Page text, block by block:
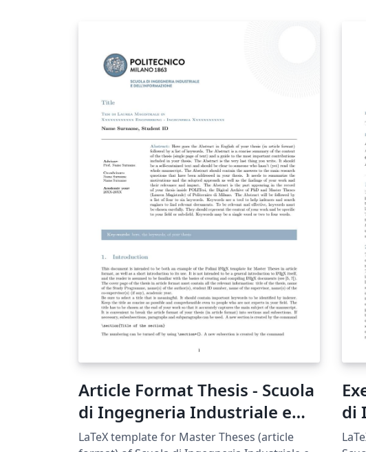
Article Format Thesis - Scuola
di Ingegneria Industriale e
dell'Informazione -
LaTeX template for Master Theses (article
di